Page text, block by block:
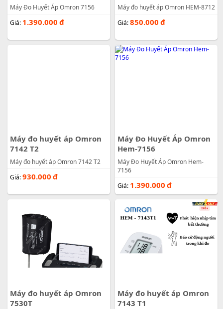
Máy Đo Huyết Áp Omron 7156
Giá: 1.390.000 đ
Máy đo huyết áp Omron HEM-8712
Giá:850.000 đ
Máy đo huyết áp Omron
7142 T2
Máy đo huyết áp Omron 7142 T2
Giá:930.000 đ
Máy Đo Huyết Áp Omron
Hem-7156
Máy Đo Huyết Áp Omron Hem-
7156
Giá: 1.390.000 đ
Máy đo huyết áp Omron
7530T
Máy đo huyết áp Omron
7143 T1